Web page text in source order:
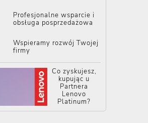
Profesjonalne wsparcie i
obsługa posprzedażowa
Wspieramy rozwój Twojej
firmy
Co zyskujesz,
kupując u
Partnera
Lenovo
Platinum?